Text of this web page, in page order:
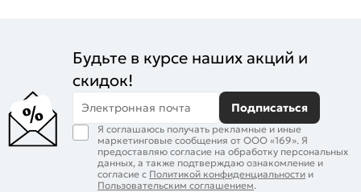
Будьте в курсе наших акций и
скидок!
Электронная почта Подписаться
Я соглашаюсь получать рекламные и иные
маркетинговые сообщения от ООО «169». Я
предоставляю согласие на обработку персональных
данных, а также подтверждаю ознакомление и
согласие с Политикой конфиденциальности и
Пользовательским соглашением.